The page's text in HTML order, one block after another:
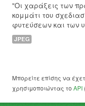
"Οι χαράξεις των
κομμάτι του
φυτεύσεων και των
JPEG
Μπορείτε επίσης να
χρησιμοποιώντας το API